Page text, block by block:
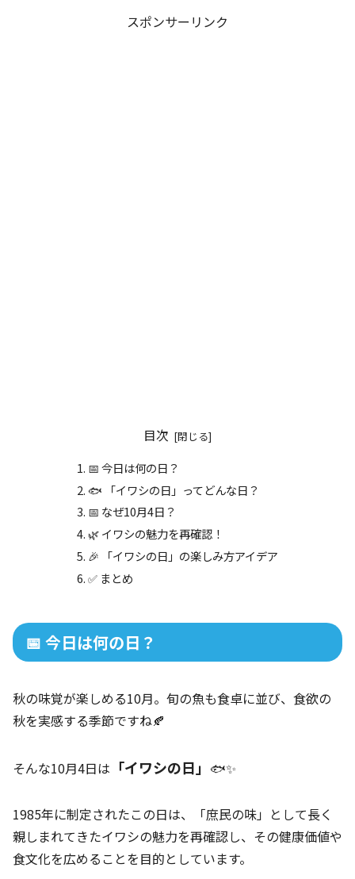
スポンサーリンク
目次
📅 今日は何の日？
🐟 「イワシの日」ってどんな日？
📅 なぜ10月4日？
🌿 イワシの魅力を再確認！
🎉 「イワシの日」の楽しみ方アイデア
✅ まとめ
📅 今日は何の日？
秋の味覚が楽しめる10月。旬の魚も食卓に並び、食欲の
秋を実感する季節ですね🍂
そんな10月4日は 「イワシの日」 🐟✨
1985年に制定されたこの日は、「庶民の味」として長く
親しまれてきたイワシの魅力を再確認し、その健康価値や
食文化を広めることを目的としています。